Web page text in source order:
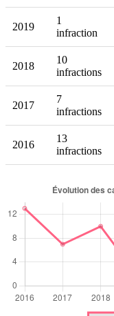
2019
1
infraction
2018
10
infractions
2017
7
infractions
2016
13
infractions